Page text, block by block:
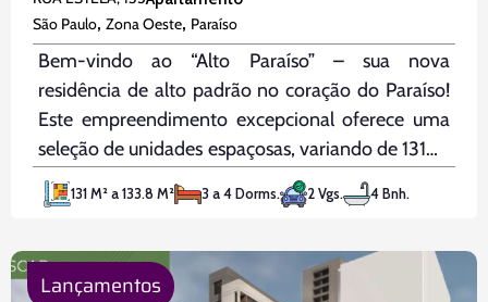
São Paulo, Zona Oeste, Paraíso
Bem-vindo ao “Alto Paraíso” – sua nova
residência de alto padrão no coração do Paraíso!
Este empreendimento excepcional oferece uma
seleção de unidades espaçosas, variando de 131m²
a 133m², projetadas meticulosamente para
combinar conforto, elegância e funcionalidade.
ampla gama de facilidades
131 M² a 133.8 M² 3 a 4 Dorms. 2 Vgs. 4 Bnh.
Lançamentos